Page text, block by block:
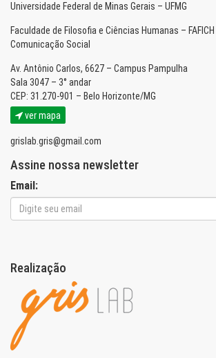
Universidade Federal de Minas Gerais – UFMG
Faculdade de Filosofia e Ciências Humanas –
Comunicação Social
Av. Antônio Carlos, 6627 – Campus Pampulha
Sala 3047 – 3° andar
CEP: 31.270-901 – Belo Horizonte/MG
ver mapa
grislab.gris@gmail.com
Assine nossa newsletter
Email:
Realização